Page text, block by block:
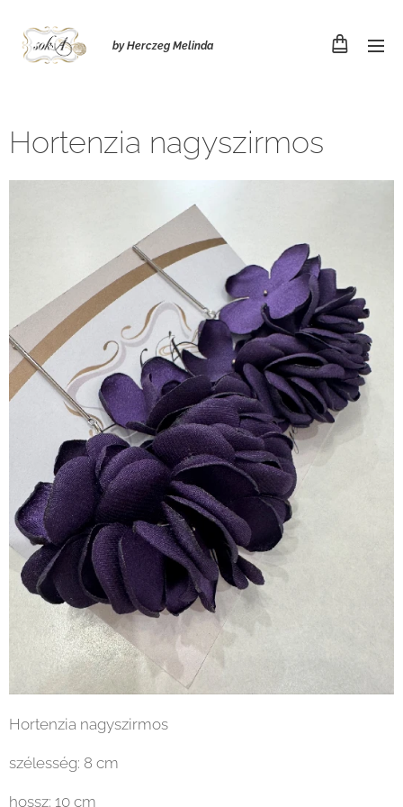
by Herczeg Melinda
Hortenzia nagyszirmos
Hortenzia nagyszirmos
szélesség: 8 cm
hossz: 10 cm